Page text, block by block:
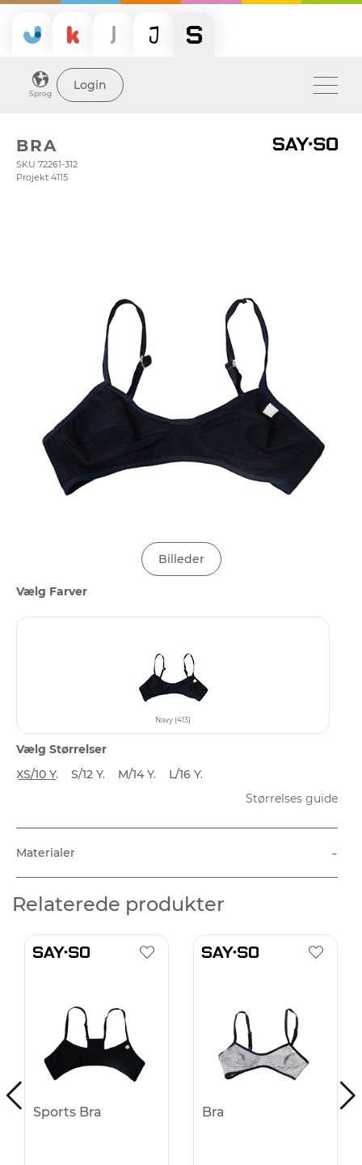
Sprog
Login
BRA
SKU 72261-312
Projekt 4115
Billeder
Vælg Farver
Navy (413)
Vælg Størrelser
XS/10 Y.
S/12 Y. M/14 Y.
L/16 Y.
Størrelses guide
Materialer -
Relaterede produkter
Sports Bra Bra